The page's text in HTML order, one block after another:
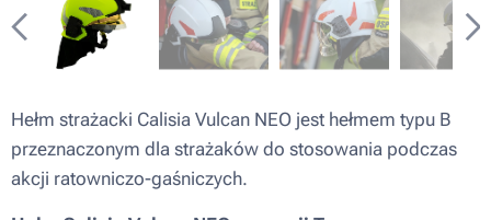
Hełm strażacki Calisia Vulcan NEO jest hełmem typu B
przeznaczonym dla strażaków do stosowania podczas
akcji ratowniczo-gaśniczych.